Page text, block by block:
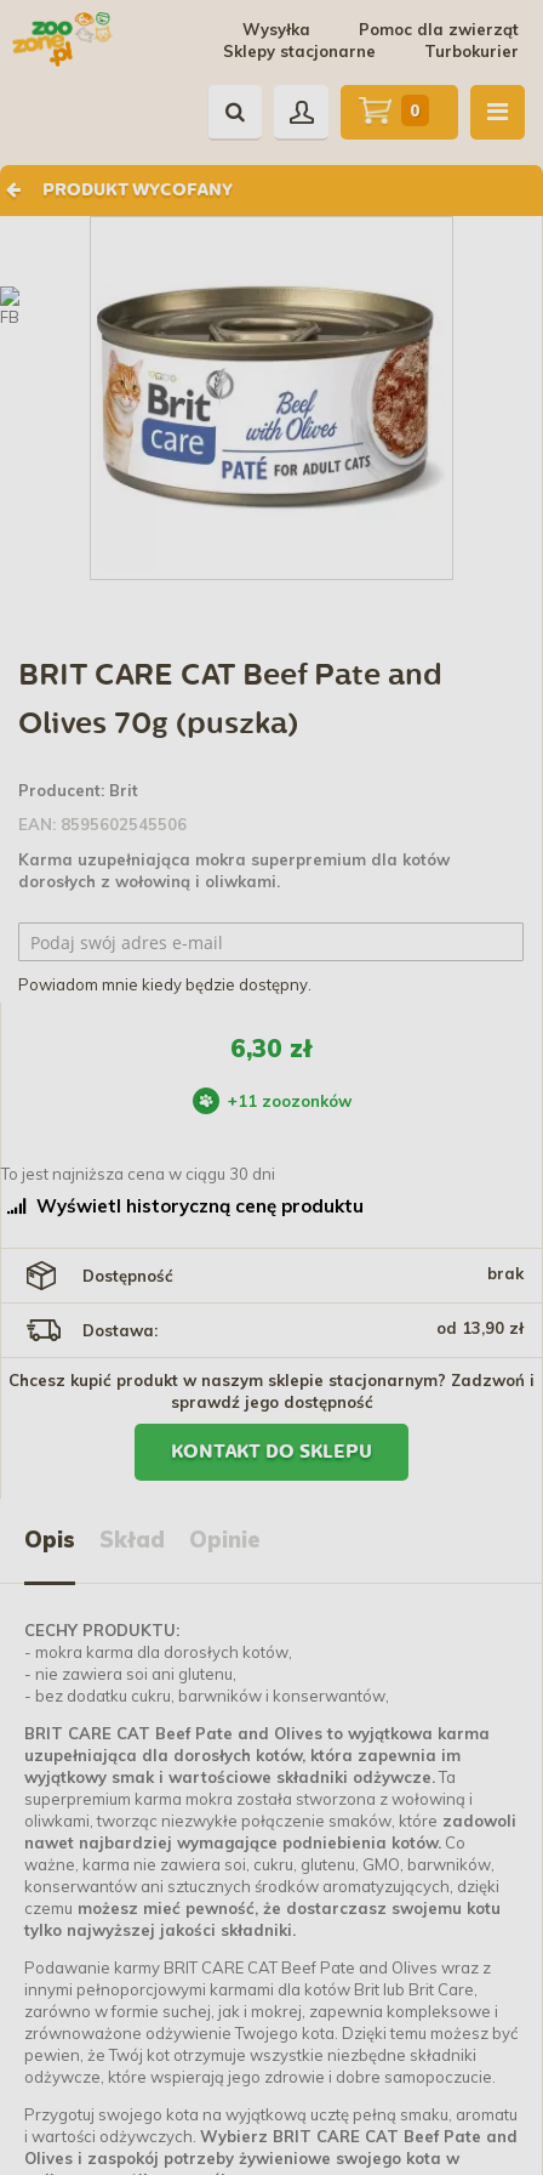
Pomoc dla zwierząt
Wysyłka
Turbokurier
Sklepy stacjonarne
PRODUKT WYCOFANY
0
BRIT CARE CAT Beef Pate and
Olives 70g (puszka)
Producent: Brit
EAN: 8595602545506
Karma uzupełniająca mokra superpremium dla kotów
dorosłych z wołowiną i oliwkami.
Powiadom mnie kiedy będzie dostępny.
6,30 zł
+11 zoozonków
To jest najniższa cena w ciągu 30 dni
Wyświetl historyczną cenę produktu
Dostępność brak
Dostawa: od 13,90 zł
Chcesz kupić produkt w naszym sklepie stacjonarnym? Zadzwoń i
sprawdź jego dostępność
KONTAKT DO SKLEPU
Opis Skład Opinie
CECHY PRODUKTU:
- mokra karma dla dorosłych kotów,
- nie zawiera soi ani glutenu,
- bez dodatku cukru, barwników i konserwantów,
BRIT CARE CAT Beef Pate and Olives to wyjątkowa karma
uzupełniająca dla dorosłych kotów, która zapewnia im
wyjątkowy smak i wartościowe składniki odżywcze.Ta
superpremium karma mokra została stworzona z wołowiną i
oliwkami, tworząc niezwykłe połączenie smaków, które zadowoli
nawet najbardziej wymagające podniebienia kotów. Co
ważne, karma nie zawiera soi, cukru, glutenu, GMO, barwników,
konserwantów ani sztucznych środków aromatyzujących, dzięki
czemu możesz mieć pewność, że dostarczasz swojemu kotu
tylko najwyższej jakości składniki.
Podawanie karmy BRIT CARE CAT Beef Pate and Olives wraz z
innymi pełnoporcjowymi karmami dla kotów Brit lub Brit Care,
zarówno w formie suchej, jak i mokrej, zapewnia kompleksowe i
zrównoważone odżywienie Twojego kota. Dzięki temu możesz być
pewien, że Twój kot otrzymuje wszystkie niezbędne składniki
odżywcze, które wspierają jego zdrowie i dobre samopoczucie.
Przygotuj swojego kota na wyjątkową ucztę pełną smaku, aromatu
i wartości odżywczych. Wybierz BRIT CARE CAT Beef Pate and
Olives i zaspokój potrzeby żywieniowe swojego kota w